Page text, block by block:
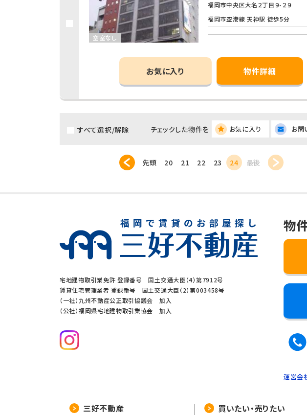
空室なし
福岡市中央区大名２丁目９-２９
福岡市空港線 天神駅 徒歩5分
お気に入り 物件詳細
すべて選択/解除 チェックした物件を お気に入り お問
先頭 20 21 22 23 24 最後
宅地建物取引業免許 登録番号 国土交通大臣（4）第7912号
賃貸住宅管理業者 登録番号 国土交通大臣（2）第003458号
（一社）九州不動産公正取引協議会 加入
（公社）福岡県宅地建物取引業協会 加入
物
運営会
三好不動産 買いたい・売りたい